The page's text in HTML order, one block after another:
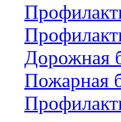
Дорожная
Пожарная